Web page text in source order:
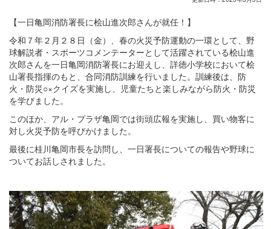
【一日亀岡消防署長に桧山進次郎さんが就任！】
令和７年２月２８日（金）、春の火災予防運動の一環として、野
球解説者・スポーツコメンテーターとして活躍されている桧山進
次郎さんを一日亀岡消防署長にお迎えし、詳徳小学校において桧
山署長指揮のもと、合同消防訓練を行いました。訓練後は、防
火・防災○×クイズを実施し、児童たちと楽しみながら防火・防災
を学びました。
このほか、アル・プラザ亀岡では街頭広報を実施し、買い物客に
対し火災予防を呼びかけました。
最後に桂川亀岡市長を訪問し、一日署長についての報告や野球に
ついてお話しされました。